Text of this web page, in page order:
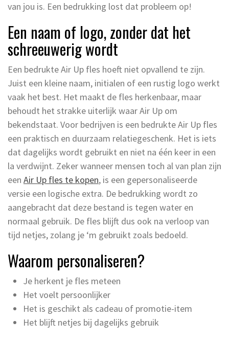
van jou is. Een bedrukking lost dat probleem op!
Een naam of logo, zonder dat het
schreeuwerig wordt
Een bedrukte Air Up fles hoeft niet opvallend te zijn.
Juist een kleine naam, initialen of een rustig logo werkt
vaak het best. Het maakt de fles herkenbaar, maar
behoudt het strakke uiterlijk waar Air Up om
bekendstaat. Voor bedrijven is een bedrukte Air Up fles
een praktisch en duurzaam relatiegeschenk. Het is iets
dat dagelijks wordt gebruikt en niet na één keer in een
la verdwijnt. Zeker wanneer mensen toch al van plan zijn
een Air Up fles te kopen, is een gepersonaliseerde
versie een logische extra. De bedrukking wordt zo
aangebracht dat deze bestand is tegen water en
normaal gebruik. De fles blijft dus ook na verloop van
tijd netjes, zolang je ‘m gebruikt zoals bedoeld.
Waarom personaliseren?
Je herkent je fles meteen
Het voelt persoonlijker
Het is geschikt als cadeau of promotie-item
Het blijft netjes bij dagelijks gebruik